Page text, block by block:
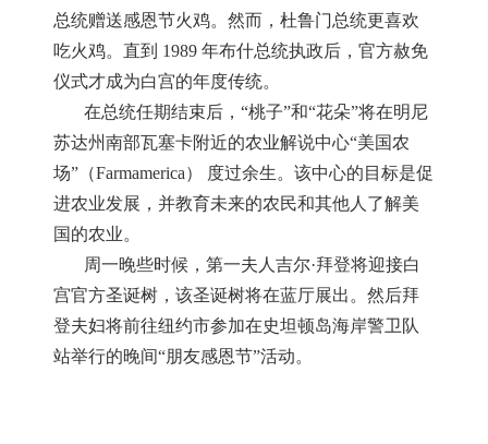
总统赠送感恩节火鸡。然而，杜鲁门总统更喜欢
吃火鸡。直到 1989 年布什总统执政后，官方赦免
仪式才成为白宫的年度传统。
在总统任期结束后，“桃子”和“花朵”将在明尼
苏达州南部瓦塞卡附近的农业解说中心“美国农
场”（Farmamerica） 度过余生。该中心的目标是促
进农业发展，并教育未来的农民和其他人了解美
国的农业。
周一晚些时候，第一夫人吉尔·拜登将迎接白
宫官方圣诞树，该圣诞树将在蓝厅展出。然后拜
登夫妇将前往纽约市参加在史坦顿岛海岸警卫队
站举行的晚间“朋友感恩节”活动。